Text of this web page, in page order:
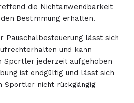
die Nichtanwendbarkeit
Bestimmung erhalten.
Pauschalbesteuerung lässt sich
und kann
Sportler jederzeit aufgehoben
ist endgültig und lässt sich
Sportler nicht rückgängig